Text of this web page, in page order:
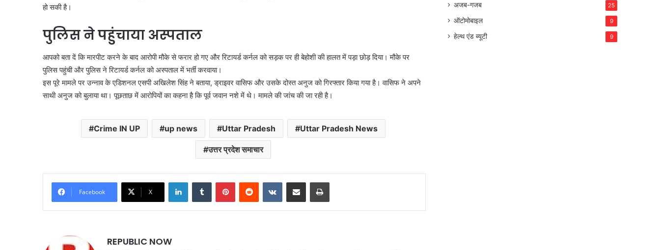
हो सकी है।
पुलिस ने पहुंचाया अस्पताल
आपको बता दें कि मारपीट करने के बाद आरोपी मौके से फरार हो गए और रिटायर्ड कर्नल को सड़क पर ही बेहोशी की हालत में पड़ा छोड़ दिया। मौके पर
पुलिस पहुंची और पुलिस ने रिटायर्ड कर्नल को अस्पताल में भर्ती करवाया।
इस पूरे मामले पर उन्नाव के एडिशनल एसपी अखिलेश सिंह ने बताया, ड्राइवर वासिफ और उसके दोस्त अनुज को गिरफ्तार किया गया है। वासिफ ने अपने
साथी अनुज को बुलाया था। पूछताछ में आरोपियों का कहना है कि पूर्व जवान नशे में थे। मामले की जांच की जा रही है।
Crime IN UP up news Uttar Pradesh Uttar Pradesh News
उत्तर प्रदेश समाचार
Facebook X
LinkedInTumblr PinterestReddit VKontakteShare via Email Print
REPUBLIC NOW
अजब-गजब 25
ऑटोमोबाइल 9
हेल्थ एंड ब्यूटी 9